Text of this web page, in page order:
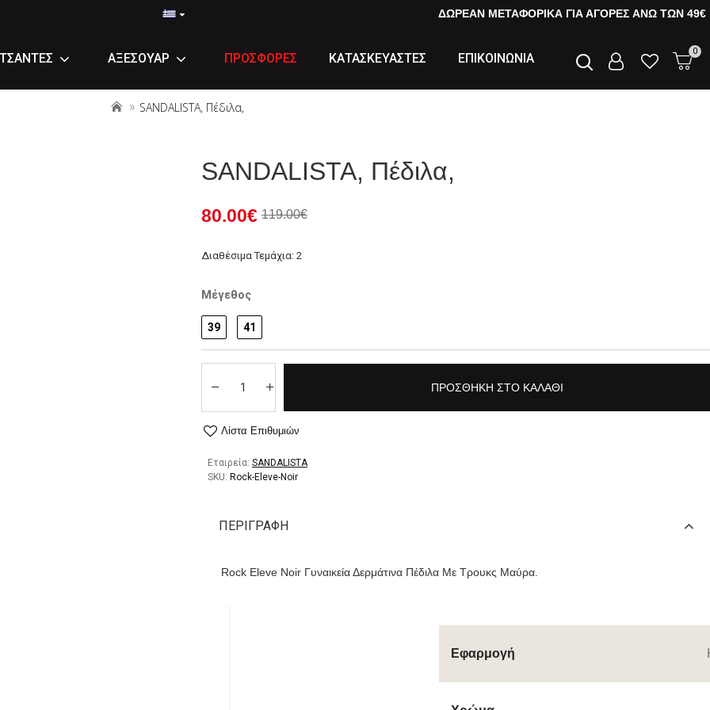
ΔΩΡΕΑΝ ΜΕΤΑΦΟΡΙΚΑ ΓΙΑ ΑΓΟΡΕΣ AΝΩ ΤΩΝ 49€
ΤΣΑΝΤΕΣ ΑΞΕΣΟΥΑΡ ΠΡΟΣΦΟΡΕΣ ΚΑΤΑΣΚΕΥΑΣΤΕΣ ΕΠΙΚΟΙΝΩΝΙΑ 0
SANDALISTA, Πέδιλα,
SANDALISTA, Πέδιλα,
Εταιρεία: SANDALISTA
SKU: Rock-Eleve-Noir
80.00€ 119.00€
Διαθέσιμα Τεμάχια: 2
Μέγεθος
39 41
ΠΡΟΣΘΉΚΗ ΣΤΟ ΚΑΛΆΘΙ
Λίστα Επιθυμιών
ΠΕΡΙΓΡΑΦΉ
Rock Eleve Noir Γυναικεία Δερμάτινα Πέδιλα Με Τρουκς Μαύρα.
Εφαρμογή